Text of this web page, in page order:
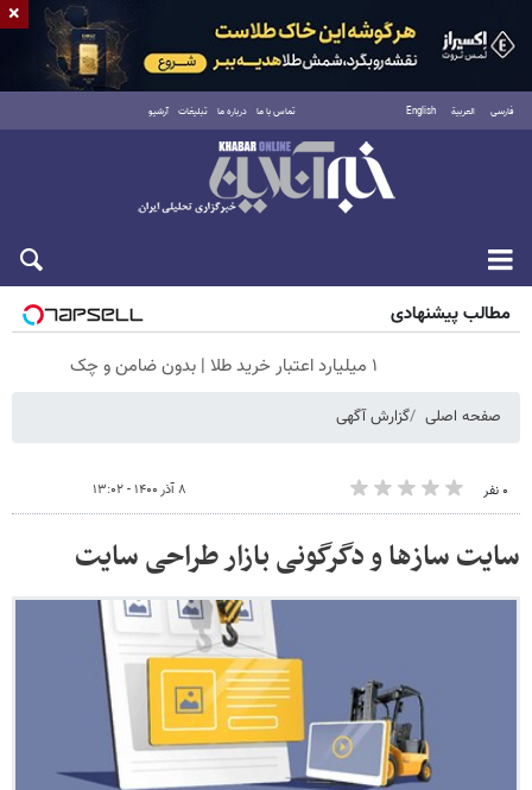
فارسی العربية English تماس با ما درباره ما تبلیغات آرشیو
شنبه ۱۷ مرداد ۱۴۰۵
مطالب پیشنهادی
۱ میلیارد اعتبار خرید طلا | بدون ضامن و چک
صفحه اصلی گزارش آگهی
۰ نفر ۸ آذر ۱۴۰۰ - ۱۳:۰۲
سایت سازها و دگرگونی بازار طراحی سایت
×